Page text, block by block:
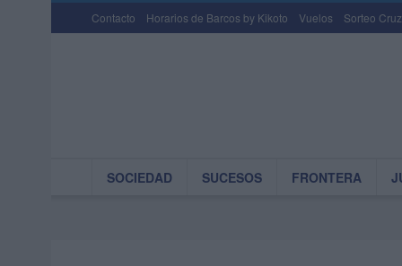
Contacto Horarios de Barcos by Kikoto Vuelos Sorteo
SOCIEDAD SUCESOS FRONTERA